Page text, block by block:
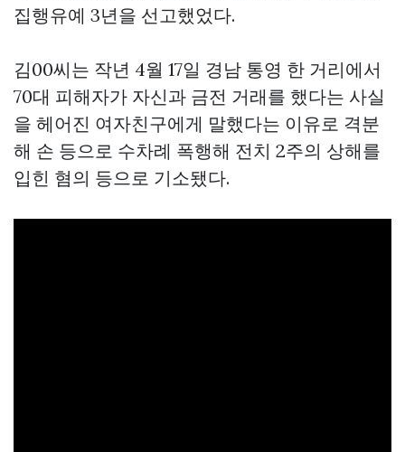
집행유예 3년을 선고했었다.
김00씨는 작년 4월 17일 경남 통영 한 거리에서
70대 피해자가 자신과 금전 거래를 했다는 사실
을 헤어진 여자친구에게 말했다는 이유로 격분
해 손 등으로 수차례 폭행해 전치 2주의 상해를
입힌 혐의 등으로 기소됐다.